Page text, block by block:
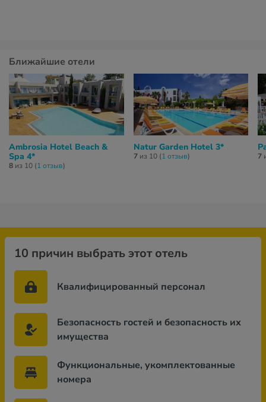
Ближайшие отели
Ambrosia Hotel Beach &
Spa 4*
8 из 10 (1 отзыв)
Natur Garden Hotel 3*
7из 10 (1 отзыв) 7
10 причин выбрать этот отель
Квалифицированный персонал
Безопасность гостей и безопасность их
имущества
Функциональные, укомплектованные
номера